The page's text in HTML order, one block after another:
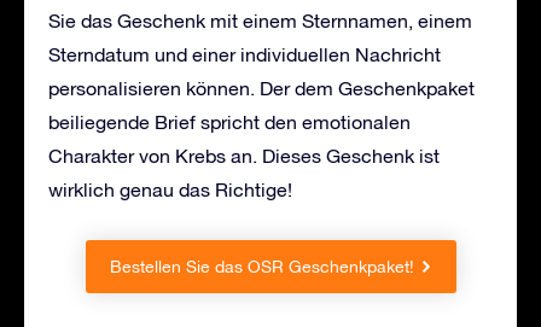
Sie das Geschenk mit einem Sternnamen, einem
Sterndatum und einer individuellen Nachricht
personalisieren können. Der dem Geschenkpaket
beiliegende Brief spricht den emotionalen
Charakter von Krebs an. Dieses Geschenk ist
wirklich genau das Richtige!
Bestellen Sie das OSR Geschenkpaket!